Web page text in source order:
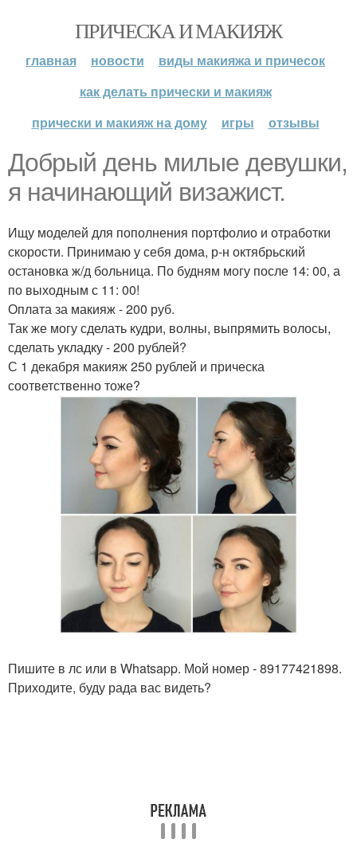
ПРИЧЕСКА И МАКИЯЖ
главная новости
виды макияжа и причесок
как делать прически и макияж
прически и макияж на дому
игры отзывы
Добрый день милые девушки,
я начинающий визажист.
Ищу моделей для пополнения портфолио и отработки
скорости. Принимаю у себя дома, р-н октябрьский
остановка ж/д больница. По будням могу после 14: 00, а
по выходным с 11: 00!
Оплата за макияж - 200 руб.
Так же могу сделать кудри, волны, выпрямить волосы,
сделать укладку - 200 рублей?
С 1 декабря макияж 250 рублей и прическа
соответственно тоже?
Пишите в лс или в Whatsapp. Мой номер - 89177421898.
Приходите, буду рада вас видеть?